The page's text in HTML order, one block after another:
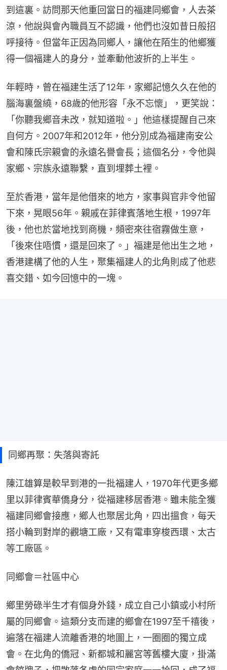
到這裏。訪問那天他重回當日的福建同鄉會，人去茶
涼，他說與會內職員互不認識，他們也沒如昔日般招
呼接待。但當年正因為同鄉人，讓他在陌生的他鄉獲
得一個福建人的身分，並牽動他波折的上半生。
年輕時，曾在福建生活了12年，家鄉記憶久久在他的
腦海裏盤繞，68歲的他形容「永不忘懷」，更笑說：
「你聽我鄉音未改，就知道啦。」他這樣提醒自己來
自何方。2007年和2012年，他分別成為福建南安公
會和陳氏宗親會的永遠名譽會長；這個名分，令他與
家鄉、宗族永遠聯繫，直到埋葬土裡。
至於香港，當年是他借來的地方，家事與官非令他留
下來，晃眼56年。親戚在菲律賓落地生根，1997年
後，他也於當地找到商機，頻密來往宿霧做生意，
「後來住唔慣，還是回來了。」福建是他出生之地，
香港建構了他的人生，聚集福建人的北角則成了他悲
喜交錯、如今回憶中的一塊。
同鄉再聚：失落與寄託
陳江雄算是較早到港的一批福建人，1970年代更多鄉
里以菲律賓華僑身分，從福建移居香港。雖未能全獲
福建同鄉會接應，鄉人也聚居北角，四出搵食，每天
搭小輪到對岸的觀塘工廠，又有電車穿梭西環、太古
等工廠區。
同鄉會＝社區中心
鄉里勞碌半生才有個身外錢，成立自己小鎮或小村所
屬的同鄉會。這類分支而建的鄉會在1997至千禧後，
遍落在福建人流離香港的地圖上，一圈圈的獨立成
會。在北角的僑冠、新都城和麗宮等舊樓大廈，掛滿